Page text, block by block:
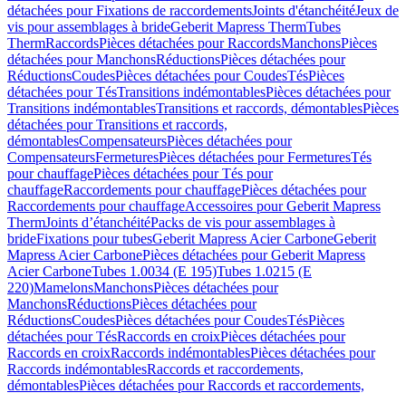
détachées pour Fixations de raccordementsJoints d'étanchéitéJeux de
vis pour assemblages à brideGeberit Mapress ThermTubes
ThermRaccordsPièces détachées pour RaccordsManchonsPièces
détachées pour ManchonsRéductionsPièces détachées pour
RéductionsCoudesPièces détachées pour CoudesTésPièces
détachées pour TésTransitions indémontablesPièces détachées pour
Transitions indémontablesTransitions et raccords, démontablesPièces
détachées pour Transitions et raccords,
démontablesCompensateursPièces détachées pour
CompensateursFermeturesPièces détachées pour FermeturesTés
pour chauffagePièces détachées pour Tés pour
chauffageRaccordements pour chauffagePièces détachées pour
Raccordements pour chauffageAccessoires pour Geberit Mapress
ThermJoints d’étanchéitéPacks de vis pour assemblages à
brideFixations pour tubesGeberit Mapress Acier CarboneGeberit
Mapress Acier CarbonePièces détachées pour Geberit Mapress
Acier CarboneTubes 1.0034 (E 195)Tubes 1.0215 (E
220)MamelonsManchonsPièces détachées pour
ManchonsRéductionsPièces détachées pour
RéductionsCoudesPièces détachées pour CoudesTésPièces
détachées pour TésRaccords en croixPièces détachées pour
Raccords en croixRaccords indémontablesPièces détachées pour
Raccords indémontablesRaccords et raccordements,
démontablesPièces détachées pour Raccords et raccordements,